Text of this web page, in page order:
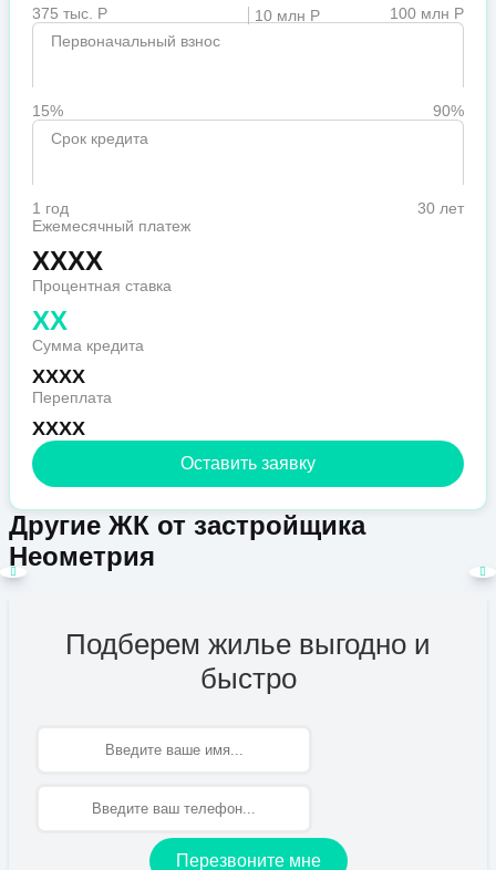
375 тыс. Р 10 млн Р
100 млн Р
Первоначальный взнос
15%
90%
Срок кредита
1 год
30 лет
Ежемесячный платеж
XXXX
Процентная ставка
XX
Сумма кредита
XXXX
Переплата
XXXX
Оставить заявку
Другие ЖК от застройщика
Неометрия
Подберем жилье выгодно и
быстро
Перезвоните мне